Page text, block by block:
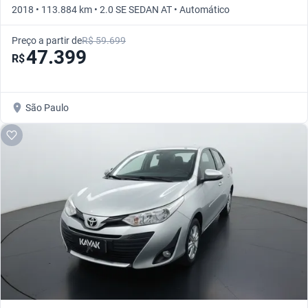
2018 • 113.884 km • 2.0 SE SEDAN AT • Automático
Preço a partir deR$ 59.699
R$47.399
São Paulo